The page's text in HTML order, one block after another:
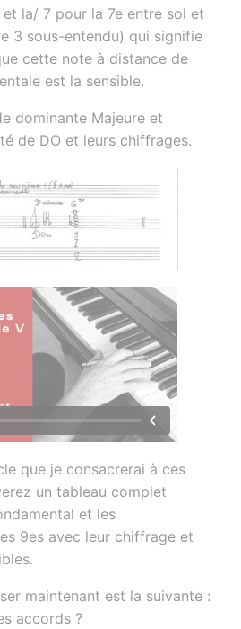
la/ 7 pour la 7e entre sol et
3 sous-entendu) qui signifie
cette note à distance de
est la sensible.
dominante Majeure et
de DO et leurs chiffrages.
que je consacrerai à ces
un tableau complet
et les
9es avec leur chiffrage et
maintenant est la suivante :
accords ?